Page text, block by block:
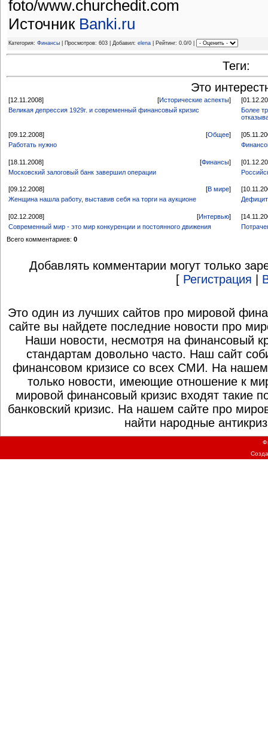
foto/www.churchedit.com
Источник Banki.ru
Категория: Финансы | Просмотров: 603 | Добавил: elena | Рейтинг: 0.0/0 |
Теги:
Это
[12.11.2008] [Исторические аспекты]
Великая депрессия 1929г. и современный финансовый кризис
Более
[09.12.2008] [Общее]
Работать нужно
[18.11.2008] [Финансы]
Московский залоговый банк завершил операции
[09.12.2008] [В мире]
Женщина нашла работу, выставив себя на торги на аукционе
[02.12.2008] [Интервью]
Современный мир - это мир конкуренции и постоянного движения
Всего комментариев: 0
Добавлять комментарии могут только
[ Регистрация
Это один из лучших сайтов про мировой
сайте вы найдете последние новости про
Наши новости, несмотря на финансовый
стандартам довольно часто. Наш сайт
финансовом кризисе со всех СМИ. На нашем
только новости, имеющие отношение к
мировой финансовый кризис входят такие
банковский кризис. На нашем сайте про
найти народные